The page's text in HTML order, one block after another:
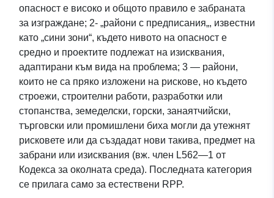
опасност е високо и общото правило е забраната
за изграждане; 2- „райони с предписания„, известни
като „сини зони“, където нивото на опасност е
средно и проектите подлежат на изисквания,
адаптирани към вида на проблема; 3 — райони,
които не са пряко изложени на рискове, но където
строежи, строителни работи, разработки или
стопанства, земеделски, горски, занаятчийски,
търговски или промишлени биха могли да утежнят
рисковете или да създадат нови такива, предмет на
забрани или изисквания (вж. член L562—1 от
Кодекса за околната среда). Последната категория
се прилага само за естествени RPP.